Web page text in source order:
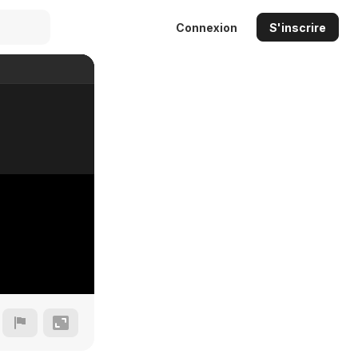
Connexion S'inscrire